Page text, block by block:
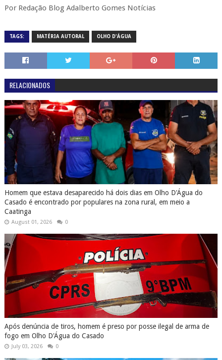
Por Redação Blog Adalberto Gomes Notícias
TAGS: MATÉRIA AUTORAL OLHO D'ÁGUA
RELACIONADOS
Homem que estava desaparecido há dois dias em Olho D'Água do
Casado é encontrado por populares na zona rural, em meio a
Caatinga
August 01, 2026 0
Após denúncia de tiros, homem é preso por posse ilegal de arma de
fogo em Olho D'Água do Casado
July 03, 2026 0